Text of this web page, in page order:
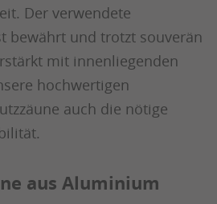
Der verwendete
bewährt und trotzt souverän
mit innenliegenden
hochwertigen
auch die nötige
aus Aluminium